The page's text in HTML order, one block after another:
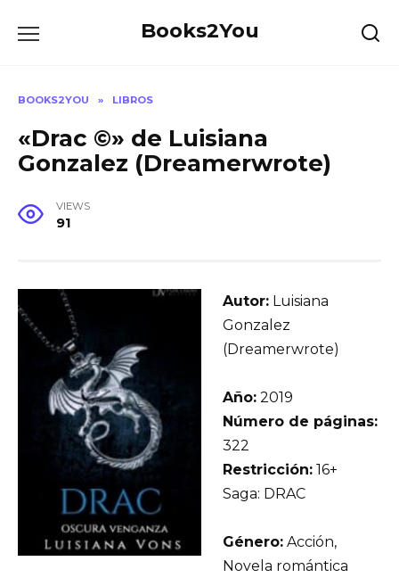
Books2You
BOOKS2YOU » LIBROS
«Drac ©» de Luisiana
Gonzalez (Dreamerwrote)
VIEWS
91
Autor: Luisiana
Gonzalez
(Dreamerwrote)
Año: 2019
Número de páginas:
322
Restricción: 16+
Saga: DRAC
Género: Acción,
Novela romántica